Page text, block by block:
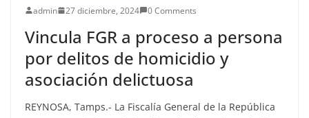
admin 27 diciembre, 2024 0 Comments
Vincula FGR a proceso a persona
por delitos de homicidio y
asociación delictuosa
REYNOSA, Tamps.- La Fiscalía General de la República